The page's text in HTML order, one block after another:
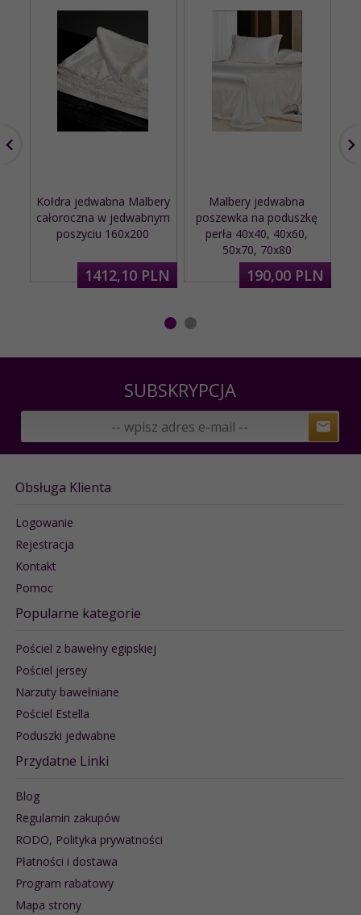
Kołdra jedwabna Malbery
całoroczna w jedwabnym
poszyciu 160x200
1412,10 PLN
Malbery jedwabna
poszewka na poduszkę
perła 40x40, 40x60,
50x70, 70x80
190,00 PLN
SUBSKRYPCJA
Obsługa Klienta
Logowanie
Rejestracja
Kontakt
Pomoc
Popularne kategorie
Pościel z bawełny egipskiej
Pościel jersey
Narzuty bawełniane
Pościel Estella
Poduszki jedwabne
Przydatne Linki
Blog
Regulamin zakupów
RODO, Polityka prywatności
Płatności i dostawa
Program rabatowy
Mapa strony